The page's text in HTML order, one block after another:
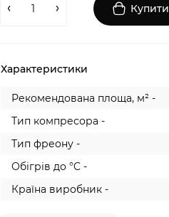
Купити
Характеристики
Рекомендована площа, м² -
Тип компресора -
Тип фреону -
Обігрів до °C -
Країна виробник -